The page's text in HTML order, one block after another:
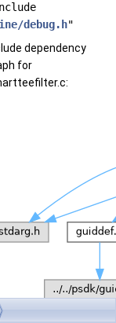
debug.h"
dependency
for